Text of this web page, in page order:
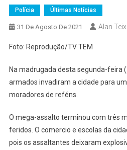
Polícia Últimas Notícias
31 De Agosto De 2021 Alan
Foto: Reprodução/TV TEM
Na madrugada desta segunda-feira
armados invadiram a cidade para
moradores de reféns.
O mega-assalto terminou com três
feridos. O comercio e escolas da
pois os assaltantes deixaram